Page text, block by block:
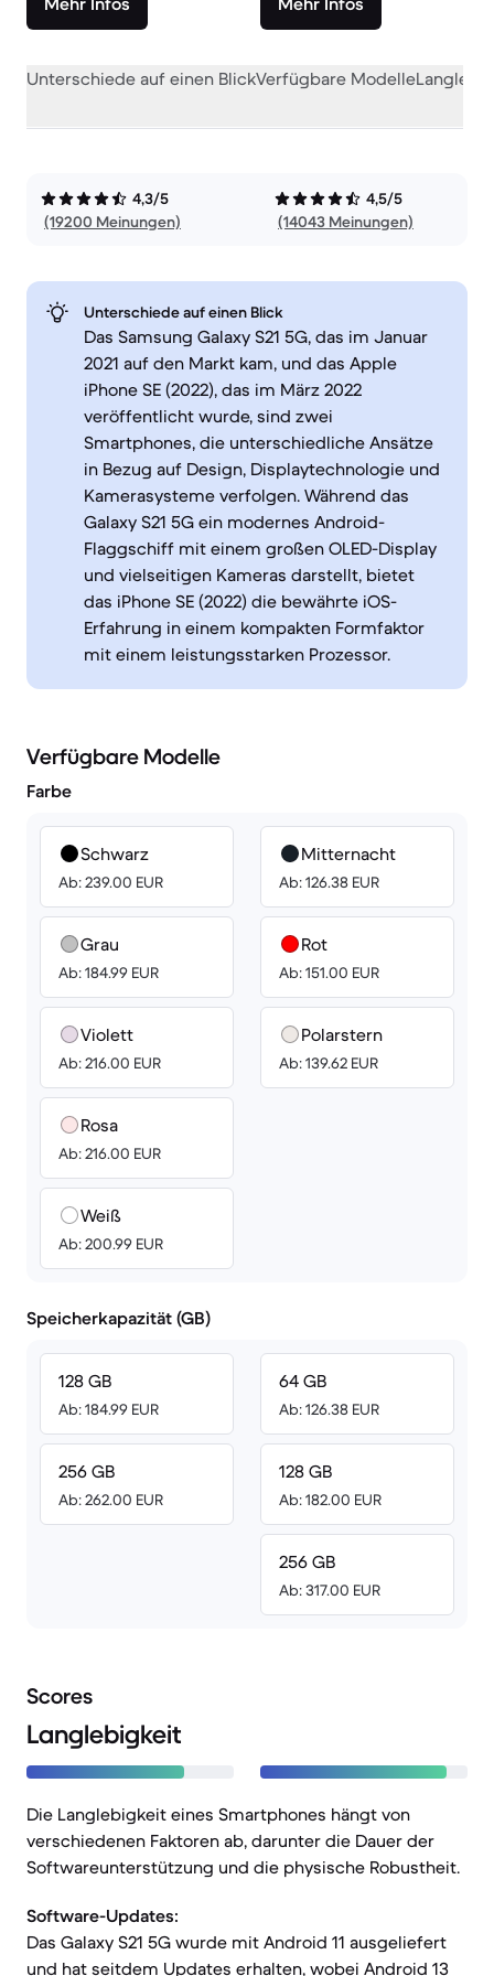
Unterschiede auf einen BlickVerfügbare Modelle
4,3/5
(19200 Meinungen)
4,5/5
(14043 Meinungen)
Unterschiede auf einen Blick
Das Samsung Galaxy S21 5G, das im Januar
2021 auf den Markt kam, und das Apple
iPhone SE (2022), das im März 2022
veröffentlicht wurde, sind zwei
Smartphones, die unterschiedliche Ansätze
in Bezug auf Design, Displaytechnologie und
Kamerasysteme verfolgen. Während das
Galaxy S21 5G ein modernes Android-
Flaggschiff mit einem großen OLED-Display
und vielseitigen Kameras darstellt, bietet
das iPhone SE (2022) die bewährte iOS-
Erfahrung in einem kompakten Formfaktor
mit einem leistungsstarken Prozessor.
Verfügbare Modelle
Farbe
Schwarz
Ab: 239.00 EUR
Grau
Ab: 184.99 EUR
Violett
Ab: 216.00 EUR
Rosa
Ab: 216.00 EUR
Weiß
Ab: 200.99 EUR
Mitternacht
Ab: 126.38 EUR
Rot
Ab: 151.00 EUR
Polarstern
Ab: 139.62 EUR
Speicherkapazität (GB)
128 GB
Ab: 184.99 EUR
256 GB
Ab: 262.00 EUR
64 GB
Ab: 126.38 EUR
128 GB
Ab: 182.00 EUR
256 GB
Ab: 317.00 EUR
Scores
Langlebigkeit
Die Langlebigkeit eines Smartphones hängt von
verschiedenen Faktoren ab, darunter die Dauer der
Softwareunterstützung und die physische Robustheit.
Software-Updates:
Das Galaxy S21 5G wurde mit Android 11 ausgeliefert
und hat seitdem Updates erhalten, wobei Android 13